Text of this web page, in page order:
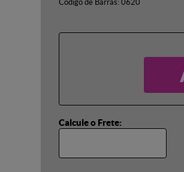
Código de Barras: 0620
Calcule o Frete: